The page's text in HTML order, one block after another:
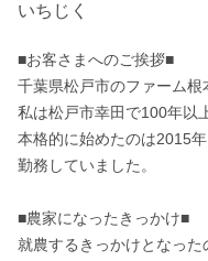
いちじく
■お客さまへのご挨拶■
千葉県松戸市のファーム根
私は松戸市幸田で100年以
本格的に始めたのは2015
勤務していました。
■農家になったきっかけ■
就農するきっかけとなっ